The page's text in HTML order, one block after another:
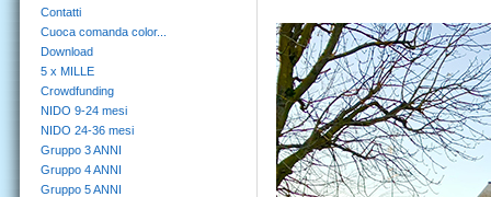
Contatti
Cuoca comanda color...
Download
5 x MILLE
Crowdfunding
NIDO 9-24 mesi
NIDO 24-36 mesi
Gruppo 3 ANNI
Gruppo 4 ANNI
Gruppo 5 ANNI